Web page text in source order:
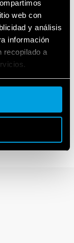
web con
y análisis
información
recopilado a